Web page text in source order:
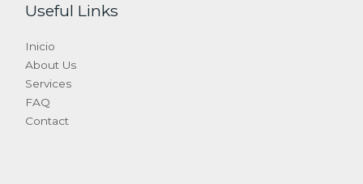
Useful Links
Inicio
About Us
Services
FAQ
Contact